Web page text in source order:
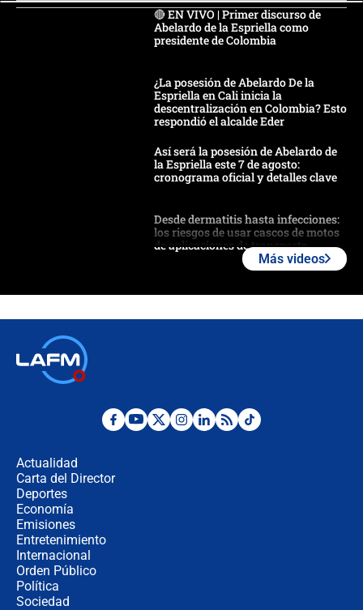
🔴 EN VIVO | Primer discurso de
Abelardo de la Espriella como
presidente de Colombia
¿La posesión de Abelardo De la
Espriella en Cali inicia la
descentralización en Colombia? Esto
respondió el alcalde Eder
Así será la posesión de Abelardo de
la Espriella este 7 de agosto:
cronograma oficial y detalles clave
Desde dermatitis hasta infecciones:
los riesgos de usar cascos de motos
de aplicaciones de transporte
Posesión de Abelardo De La Espriella
Más videos
Actualidad
Carta del Director
Deportes
Economía
Emisiones
Entretenimiento
Internacional
Orden Público
Política
Sociedad